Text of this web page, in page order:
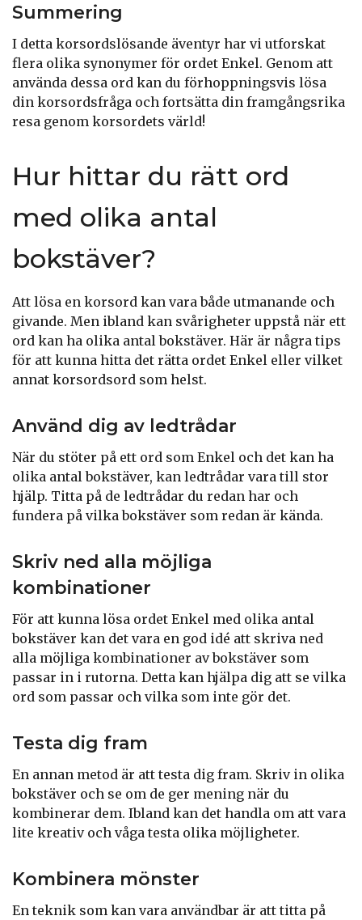
Summering
I detta korsordslösande äventyr har vi utforskat
flera olika synonymer för ordet Enkel. Genom att
använda dessa ord kan du förhoppningsvis lösa
din korsordsfråga och fortsätta din framgångsrika
resa genom korsordets värld!
Hur hittar du rätt ord
med olika antal
bokstäver?
Att lösa en korsord kan vara både utmanande och
givande. Men ibland kan svårigheter uppstå när ett
ord kan ha olika antal bokstäver. Här är några tips
för att kunna hitta det rätta ordet Enkel eller vilket
annat korsordsord som helst.
Använd dig av ledtrådar
När du stöter på ett ord som Enkel och det kan ha
olika antal bokstäver, kan ledtrådar vara till stor
hjälp. Titta på de ledtrådar du redan har och
fundera på vilka bokstäver som redan är kända.
Skriv ned alla möjliga
kombinationer
För att kunna lösa ordet Enkel med olika antal
bokstäver kan det vara en god idé att skriva ned
alla möjliga kombinationer av bokstäver som
passar in i rutorna. Detta kan hjälpa dig att se vilka
ord som passar och vilka som inte gör det.
Testa dig fram
En annan metod är att testa dig fram. Skriv in olika
bokstäver och se om de ger mening när du
kombinerar dem. Ibland kan det handla om att vara
lite kreativ och våga testa olika möjligheter.
Kombinera mönster
En teknik som kan vara användbar är att titta på